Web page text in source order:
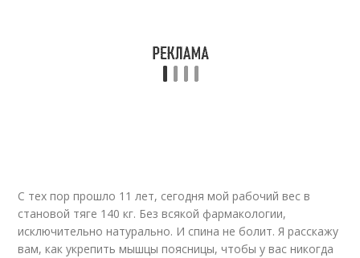
С тех пор прошло 11 лет, сегодня мой рабочий вес в
становой тяге 140 кг. Без всякой фармакологии,
исключительно натурально. И спина не болит. Я расскажу
вам, как укрепить мышцы поясницы, чтобы у вас никогда